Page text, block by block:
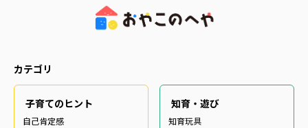
カテゴリ
子育てのヒント
自己肯定感
知育・遊び
知育玩具